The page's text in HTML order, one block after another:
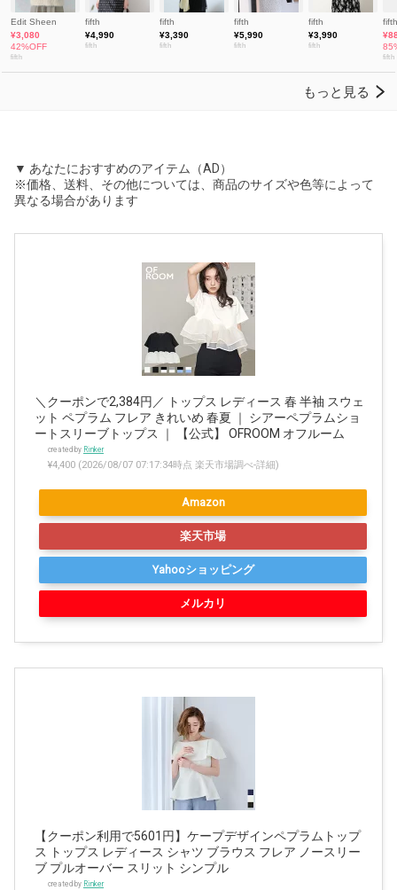
▼ あなたにおすすめのアイテム（AD）
※価格、送料、その他については、商品のサイズや色等によって
異なる場合があります
＼クーポンで2,384円／ トップス レディース 春 半袖 スウェ
ット ペプラム フレア きれいめ 春夏 ｜ シアーペプラムショ
ートスリーブトップス ｜ 【公式】 OFROOM オフルーム
created by Rinker
¥4,400 (2026/08/07 07:17:34時点 楽天市場調べ-詳細)
Amazon
楽天市場
Yahooショッピング
メルカリ
【クーポン利用で5601円】ケープデザインペプラムトップ
ス トップス レディース シャツ ブラウス フレア ノースリー
ブ プルオーバー スリット シンプル
created by Rinker